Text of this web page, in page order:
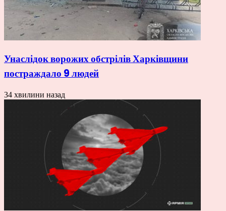
Унаслідок ворожих обстрілів Харківщини
постраждало 9 людей
34 хвилини назад